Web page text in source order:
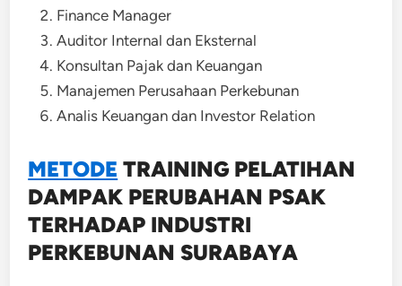
Finance Manager
Auditor Internal dan Eksternal
Konsultan Pajak dan Keuangan
Manajemen Perusahaan Perkebunan
Analis Keuangan dan Investor Relation
METODE TRAINING PELATIHAN
DAMPAK PERUBAHAN PSAK
TERHADAP INDUSTRI
PERKEBUNAN SURABAYA